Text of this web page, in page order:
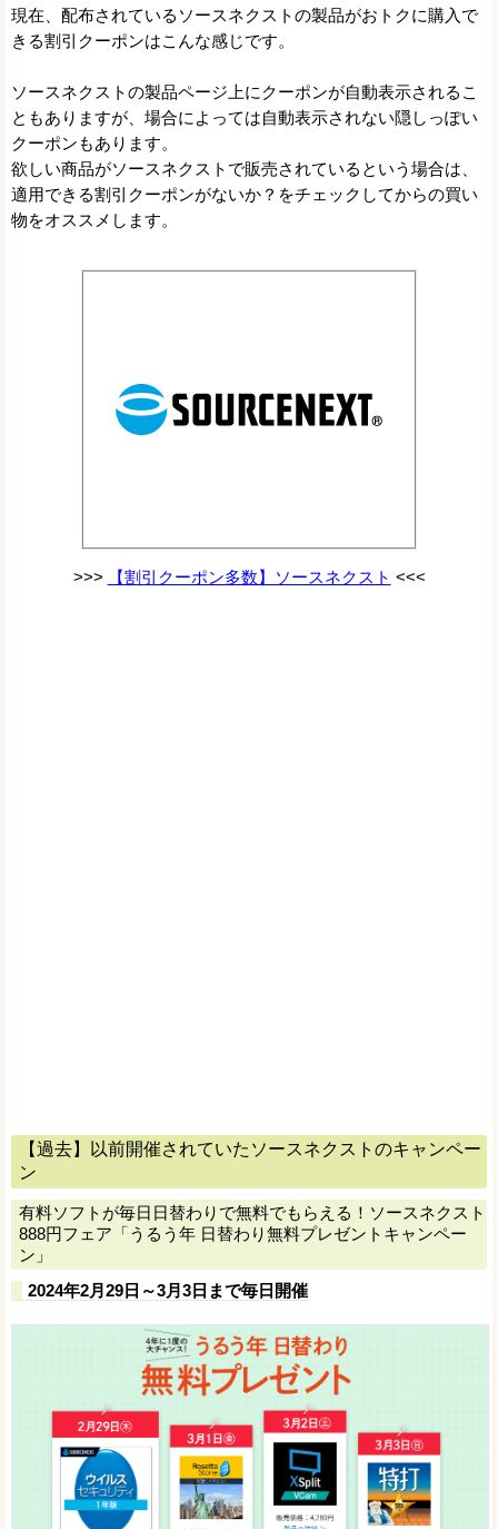
現在、配布されているソースネクストの製品がおトクに購入で
きる割引クーポンはこんな感じです。
ソースネクストの製品ページ上にクーポンが自動表示されるこ
ともありますが、場合によっては自動表示されない隠しっぽい
クーポンもあります。
欲しい商品がソースネクストで販売されているという場合は、
適用できる割引クーポンがないか？をチェックしてからの買い
物をオススメします。
>>> 【割引クーポン多数】ソースネクスト <<<
【過去】以前開催されていたソースネクストのキャンペー
ン
有料ソフトが毎日日替わりで無料でもらえる！ソースネクスト
888円フェア「うるう年 日替わり無料プレゼントキャンペー
ン」
2024年2月29日～3月3日まで毎日開催